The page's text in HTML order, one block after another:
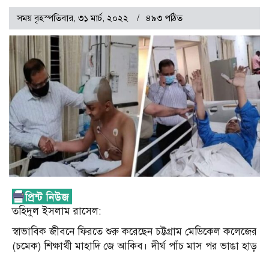
সময় বৃহস্পতিবার, ৩১ মার্চ, ২০২২ ৪৯৩ পঠিত
তহিদুল ইসলাম রাসেল:
স্বাভাবিক জীবনে ফিরতে শুরু করেছেন চট্টগ্রাম মেডিকেল কলেজের
(চমেক) শিক্ষার্থী মাহাদি জে আকিব। দীর্ঘ পাঁচ মাস পর ভাঙা হাড়